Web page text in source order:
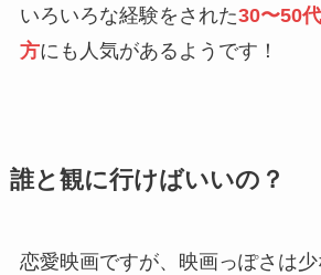
いろいろな経験をされた30〜50
方にも人気があるようです！
誰と観に行けばいいの？
恋愛映画ですが、映画っぽさは少